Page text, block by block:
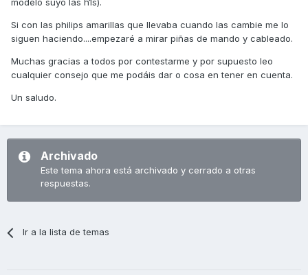
modelo suyo las h1s).
Si con las philips amarillas que llevaba cuando las cambie me lo
siguen haciendo....empezaré a mirar piñas de mando y cableado.
Muchas gracias a todos por contestarme y por supuesto leo
cualquier consejo que me podáis dar o cosa en tener en cuenta.
Un saludo.
Archivado
Este tema ahora está archivado y cerrado a otras
respuestas.
Ir a la lista de temas